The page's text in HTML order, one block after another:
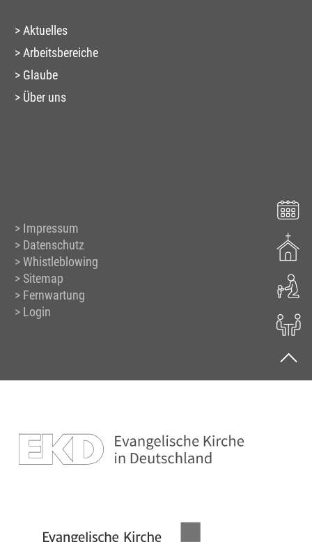
Aktuelles
Arbeitsbereiche
Glaube
Über uns
Impressum
Datenschutz
Whistleblowing
Sitemap
Fernwartung
Login